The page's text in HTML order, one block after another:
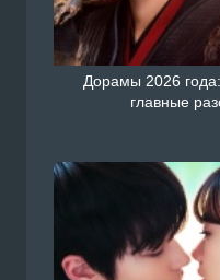
Дорамы 2026
главные